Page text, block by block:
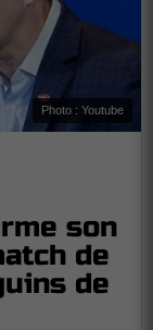
Photo : Youtube
son
de
de